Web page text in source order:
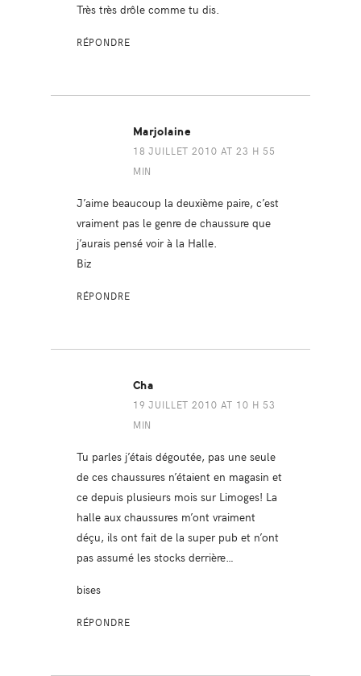
Très très drôle comme tu dis.
RÉPONDRE
Marjolaine
18 JUILLET 2010 AT 23 H 55
MIN
J’aime beaucoup la deuxième paire, c’est
vraiment pas le genre de chaussure que
j’aurais pensé voir à la Halle.
Biz
RÉPONDRE
Cha
19 JUILLET 2010 AT 10 H 53
MIN
Tu parles j’étais dégoutée, pas une seule
de ces chaussures n’étaient en magasin et
ce depuis plusieurs mois sur Limoges! La
halle aux chaussures m’ont vraiment
déçu, ils ont fait de la super pub et n’ont
pas assumé les stocks derrière…
bises
RÉPONDRE